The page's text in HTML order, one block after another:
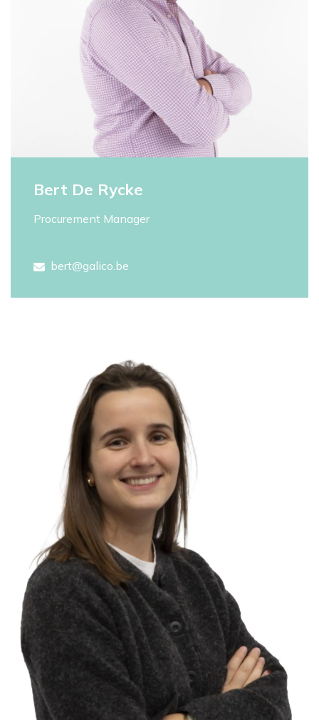
Bert De Rycke
Procurement Manager
bert@galico.be